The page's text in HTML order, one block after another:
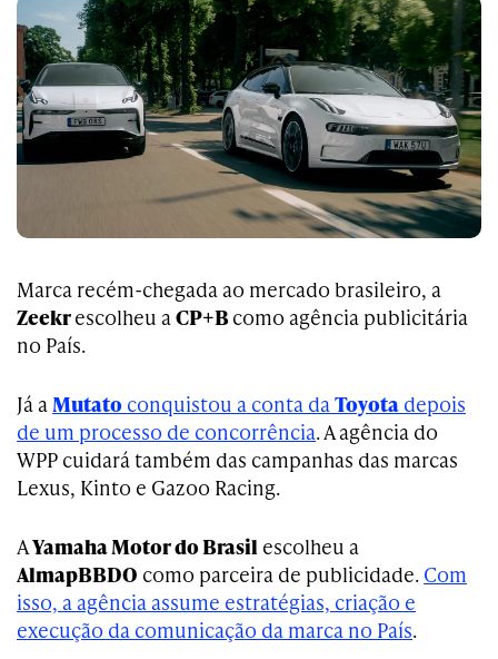
Marca recém-chegada ao mercado brasileiro, a
Zeekrescolheu aCP+Bcomo agência publicitária
no País.
Já aMutato conquistou a conta daToyota depois
de um processo de concorrência. A agência do
WPP cuidará também das campanhas das marcas
Lexus, Kinto e Gazoo Racing.
AYamaha Motor do Brasil escolheu a
AlmapBBDO como parceira de publicidade. Com
isso, a agência assume estratégias, criação e
execução da comunicação da marca no País.